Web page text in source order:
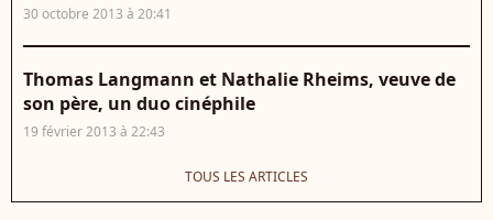
30 octobre 2013 à 20:41
Thomas Langmann et Nathalie Rheims, veuve de
son père, un duo cinéphile
19 février 2013 à 22:43
TOUS LES ARTICLES